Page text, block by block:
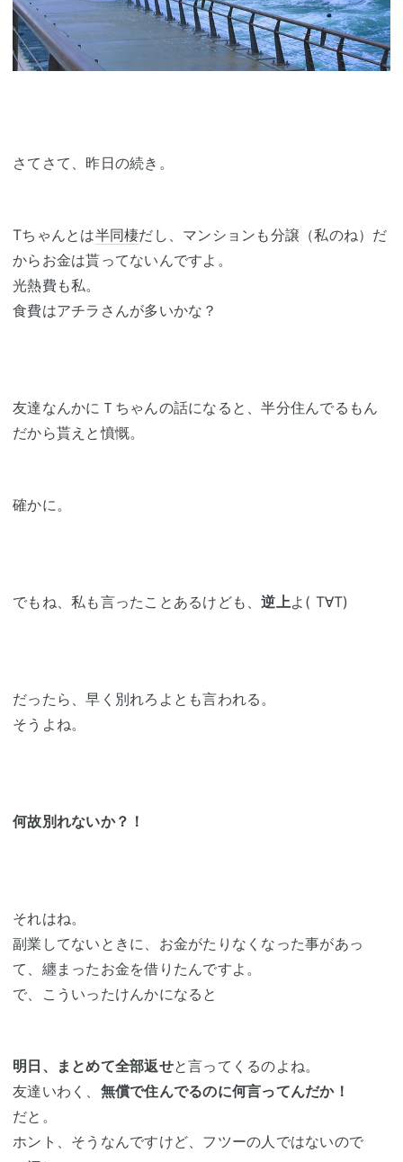
さてさて、昨日の続き。
Tちゃんとは半同棲だし、マンションも分譲（私のね）だ
からお金は貰ってないんですよ。
光熱費も私。
食費はアチラさんが多いかな？
友達なんかにＴちゃんの話になると、半分住んでるもん
だから貰えと憤慨。
確かに。
でもね、私も言ったことあるけども、逆上よ( T∀T)
だったら、早く別れろよとも言われる。
そうよね。
何故別れないか？！
それはね。
副業してないときに、お金がたりなくなった事があっ
て、纏まったお金を借りたんですよ。
で、こういったけんかになると
明日、まとめて全部返せと言ってくるのよね。
友達いわく、 無償で住んでるのに何言ってんだか！
だと。
ホント、そうなんですけど、フツーの人ではないので